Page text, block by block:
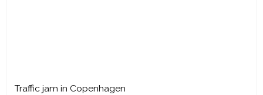
Traffic jam in Copenhagen